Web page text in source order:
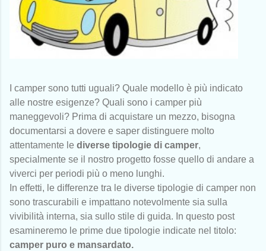
I camper sono tutti uguali? Quale modello è più indicato
alle nostre esigenze? Quali sono i camper più
maneggevoli? Prima di acquistare un mezzo, bisogna
documentarsi a dovere e saper distinguere molto
attentamente le diverse tipologie di camper,
specialmente se il nostro progetto fosse quello di andare a
viverci per periodi più o meno lunghi.
In effetti, le differenze tra le diverse tipologie di camper non
sono trascurabili e impattano notevolmente sia sulla
vivibilità interna, sia sullo stile di guida. In questo post
esamineremo le prime due tipologie indicate nel titolo:
camper puro e mansardato.